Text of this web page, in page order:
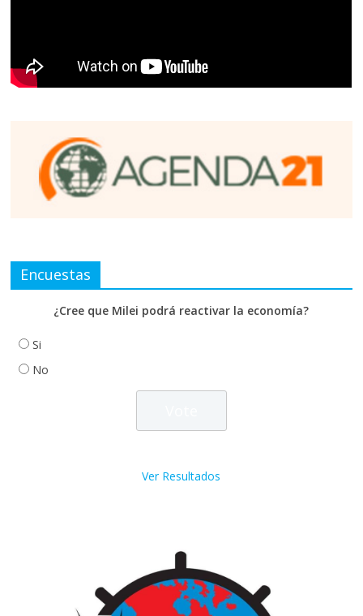
Encuestas
¿Cree que Milei podrá reactivar la economía?
Si
No
Ver Resultados